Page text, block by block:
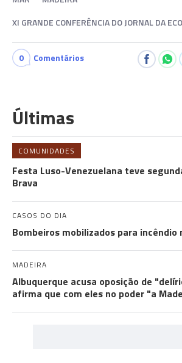
XI GRANDE CONFERÊNCIA DO JORNAL DA
0 Comentários
Últimas
COMUNIDADES
Festa Luso-Venezuelana teve
Brava
CASOS DO DIA
Bombeiros mobilizados para incêndio
MADEIRA
Albuquerque acusa oposição de
afirma que com eles no poder "a